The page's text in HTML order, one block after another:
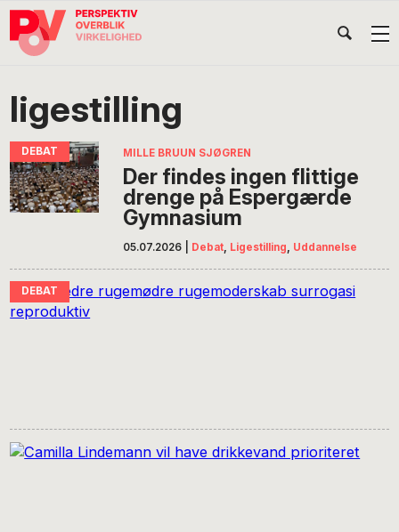
Gå
direkte
navigation
Skip
indhold
Gå
direkte
POV
International
ligestilling
MILLE BRUUN SJØGREN
Der findes ingen flittige
drenge på Espergærde
Gymnasium
05.07.2026 Debat, Ligestilling, Uddannelse